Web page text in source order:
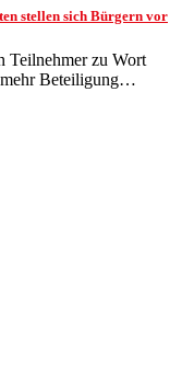
stellen sich Bürgern vor
Teilnehmer zu Wort
mehr Beteiligung…